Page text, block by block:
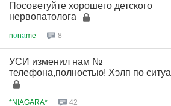
Посоветуйте хорошего детского
нервопатолога
nоnаme 8
УСИ изменил нам №
телефона,полностью! Хэлп по
*NIAGARA* 42